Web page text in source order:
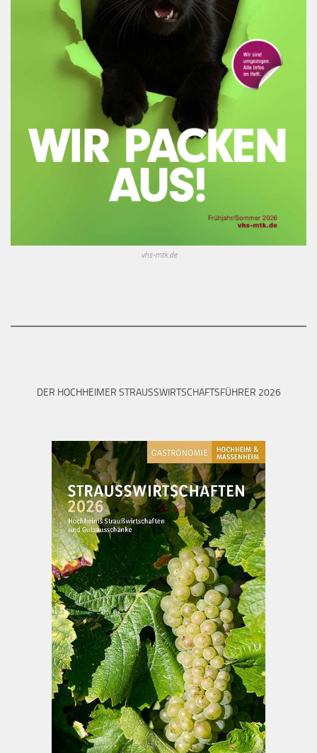
vhs-mtk.de
DER HOCHHEIMER STRAUSSWIRTSCHAFTSFÜHRER 2026